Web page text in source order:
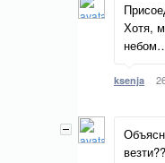
Хотя,
ksenja